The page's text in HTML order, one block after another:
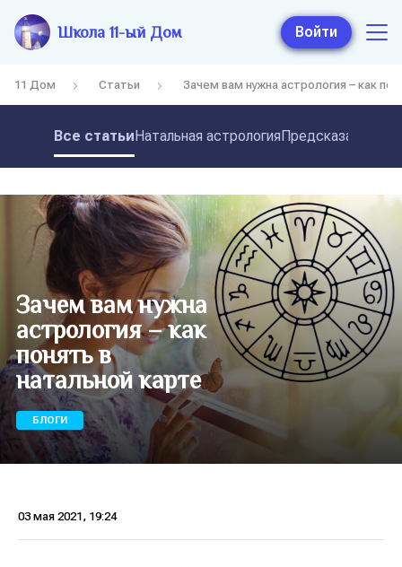
Школа 11-ый Дом Войти
11 Дом Статьи Зачем вам нужна астрология – как
Все статьиНатальная астрология
Зачем вам нужна
астрология – как
понять в
натальной карте
БЛОГИ
03 мая 2021, 19:24